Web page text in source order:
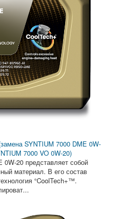
SYNTIUM 7000 DME 0W-
7000 VO 0W-20)
20 представляет собой
материал. В его состав
°CoolTech+™.